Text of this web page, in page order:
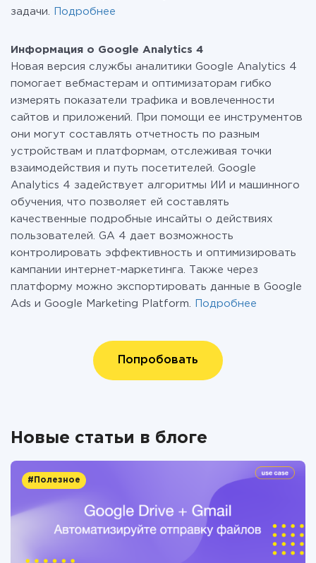
задачи.
Подробнее
Информация о Google Analytics 4
Новая версия службы аналитики Google Analytics 4
помогает вебмастерам и оптимизаторам гибко
измерять показатели трафика и вовлеченности
сайтов и приложений. При помощи ее инструментов
они могут составлять отчетность по разным
устройствам и платформам, отслеживая точки
взаимодействия и путь посетителей. Google
Analytics 4 задействует алгоритмы ИИ и машинного
обучения, что позволяет ей составлять
качественные подробные инсайты о действиях
пользователей. GA 4 дает возможность
контролировать эффективность и оптимизировать
кампании интернет-маркетинга. Также через
платформу можно экспортировать данные в Google
Ads и Google Marketing Platform.
Подробнее
Попробовать
Новые статьи в блоге
#Полезное